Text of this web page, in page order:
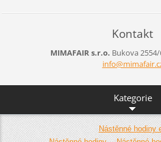
Kontakt
MIMAFAIR s.r.o. Bukova
info@mim
Kategorie
Nástěnné hodiny